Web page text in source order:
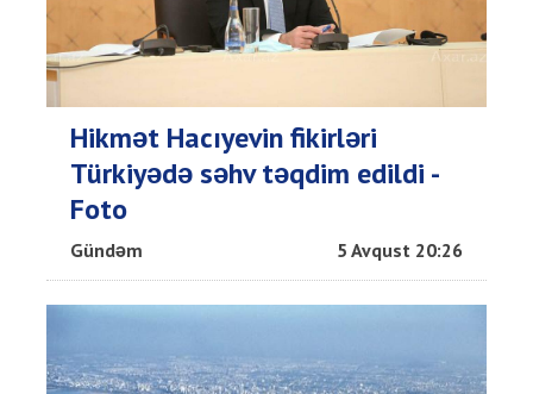
Hikmət Hacıyevin fikirləri
Türkiyədə səhv təqdim edildi -
Foto
Gündəm 5 Avqust 20:26